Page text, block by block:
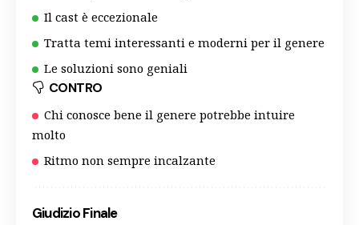
Il cast è eccezionale
Tratta temi interessanti e moderni per il genere
Le soluzioni sono geniali
CONTRO
Chi conosce bene il genere potrebbe intuire
molto
Ritmo non sempre incalzante
Giudizio Finale